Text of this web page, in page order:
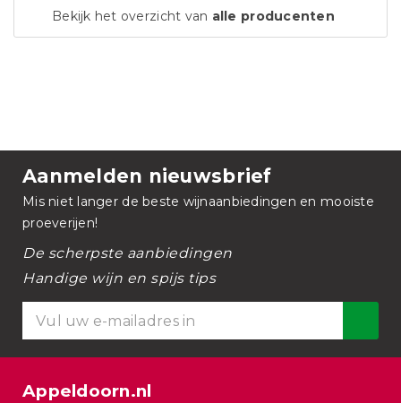
Bekijk het overzicht van alle producenten
Aanmelden nieuwsbrief
Mis niet langer de beste wijnaanbiedingen en mooiste
proeverijen!
De scherpste aanbiedingen
Handige wijn en spijs tips
Appeldoorn.nl